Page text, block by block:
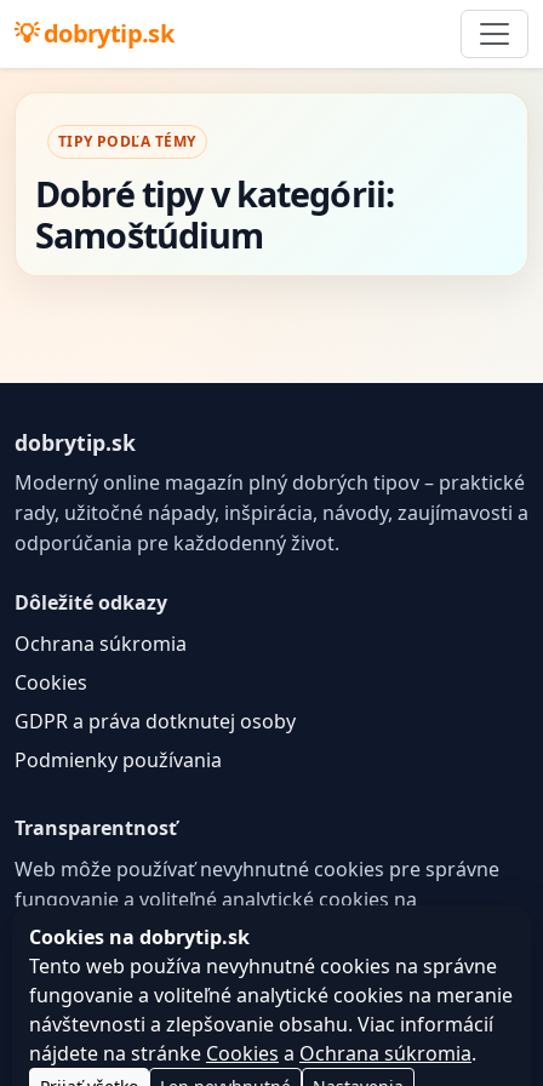
dobrytip.sk
TIPY PODĽA TÉMY
Dobré tipy v kategórii:
Samoštúdium
dobrytip.sk
Moderný online magazín plný dobrých tipov – praktické
rady, užitočné nápady, inšpirácia, návody, zaujímavosti a
odporúčania pre každodenný život.
Dôležité odkazy
Ochrana súkromia
Cookies
GDPR a práva dotknutej osoby
Podmienky používania
Transparentnosť
Web môže používať nevyhnutné cookies pre správne
fungovanie a voliteľné analytické cookies na
zlepšovanie obsahu a používateľskej skúsenosti.
Nastavenie cookies
© 2026 dobrytip.sk
Cookies na dobrytip.sk
Tento web používa nevyhnutné cookies na správne
fungovanie a voliteľné analytické cookies na meranie
návštevnosti a zlepšovanie obsahu. Viac informácií
nájdete na stránke Cookies a Ochrana súkromia.